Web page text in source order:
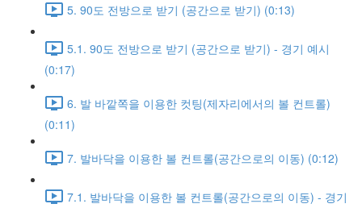
5. 90도 전방으로 받기 (공간으로 받기) (0:13)
5.1. 90도 전방으로 받기 (공간으로 받기) - 경기 예시
(0:17)
6. 발 바깥쪽을 이용한 컷팅(제자리에서의 볼 컨트롤)
(0:11)
7. 발바닥을 이용한 볼 컨트롤(공간으로의 이동) (0:12)
7.1. 발바닥을 이용한 볼 컨트롤(공간으로의 이동) - 경기